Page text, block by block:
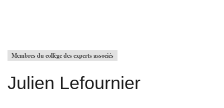
Membres du collège des experts associés
Julien Lefournier